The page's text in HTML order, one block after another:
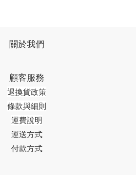
關於我們
顧客服務
退換貨政策
條款與細則
運費說明
運送方式
付款方式